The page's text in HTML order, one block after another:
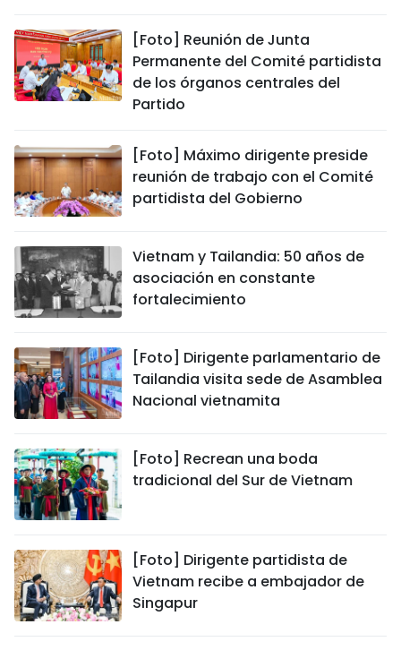
[Foto] Reunión de Junta
Permanente del Comité partidista
de los órganos centrales del
Partido
[Foto] Máximo dirigente preside
reunión de trabajo con el Comité
partidista del Gobierno
Vietnam y Tailandia: 50 años de
asociación en constante
fortalecimiento
[Foto] Dirigente parlamentario de
Tailandia visita sede de Asamblea
Nacional vietnamita
[Foto] Recrean una boda
tradicional del Sur de Vietnam
[Foto] Dirigente partidista de
Vietnam recibe a embajador de
Singapur